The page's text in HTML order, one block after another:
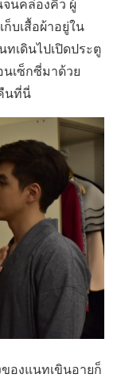
นคล่องคิว ผู้
บเสื้อผ้าอยู่ใน
ทเดินไปเปิดประตู
เซ็กซี่มาด้วย
นที่นี่
องแนทเขินอายก็